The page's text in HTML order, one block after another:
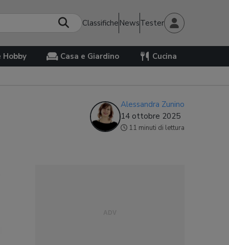
Classifiche NewsTester
Hobby Casa e Giardino Cucina
Alessandra Zunino
14 ottobre 2025
11 minuti di lettura